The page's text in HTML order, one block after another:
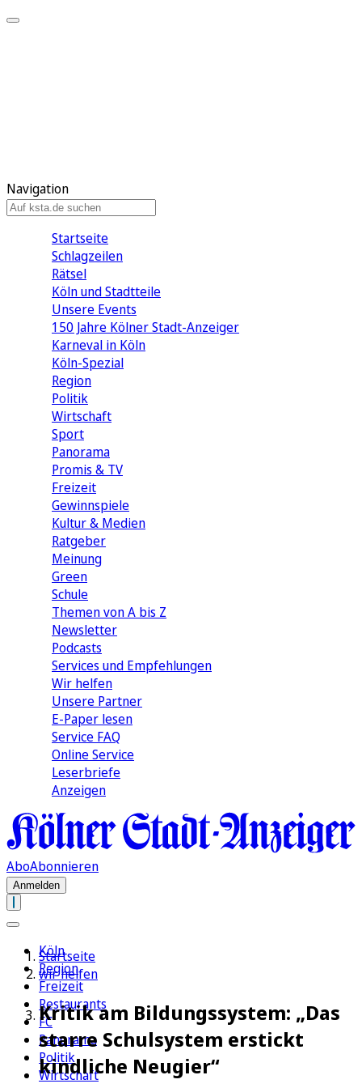
Navigation
Startseite
Schlagzeilen
Rätsel
Köln und Stadtteile
Unsere Events
150 Jahre Kölner Stadt-Anzeiger
Karneval in Köln
Köln-Spezial
Region
Politik
Wirtschaft
Sport
Panorama
Promis & TV
Freizeit
Gewinnspiele
Kultur & Medien
Ratgeber
Meinung
Green
Schule
Themen von A bis Z
Newsletter
Podcasts
Services und Empfehlungen
Wir helfen
Unsere Partner
E-Paper lesen
Service FAQ
Online Service
Leserbriefe
Anzeigen
AboAbonnieren
Anmelden
Köln
Region
Freizeit
Restaurants
FC
Panorama
Politik
Wirtschaft
Startseite
wir helfen
Kritik am Bildungssystem: „Das
starre Schulsystem erstickt
kindliche Neugier“